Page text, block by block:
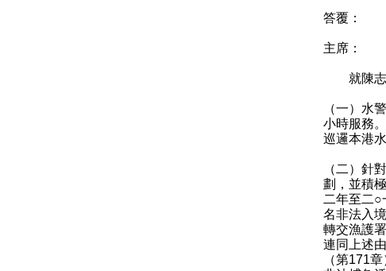
答覆：
主席：
就陳志
（一）水
小時服務
巡邏本港
（二）針
劃，並積
二年至二
名非法入
轉交漁護
連同上述
（第171